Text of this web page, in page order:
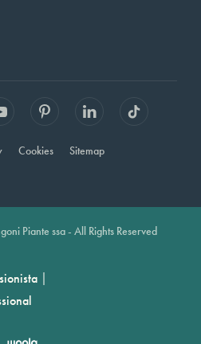
Cookies Sitemap
Piante ssa - All Rights Reserved
|